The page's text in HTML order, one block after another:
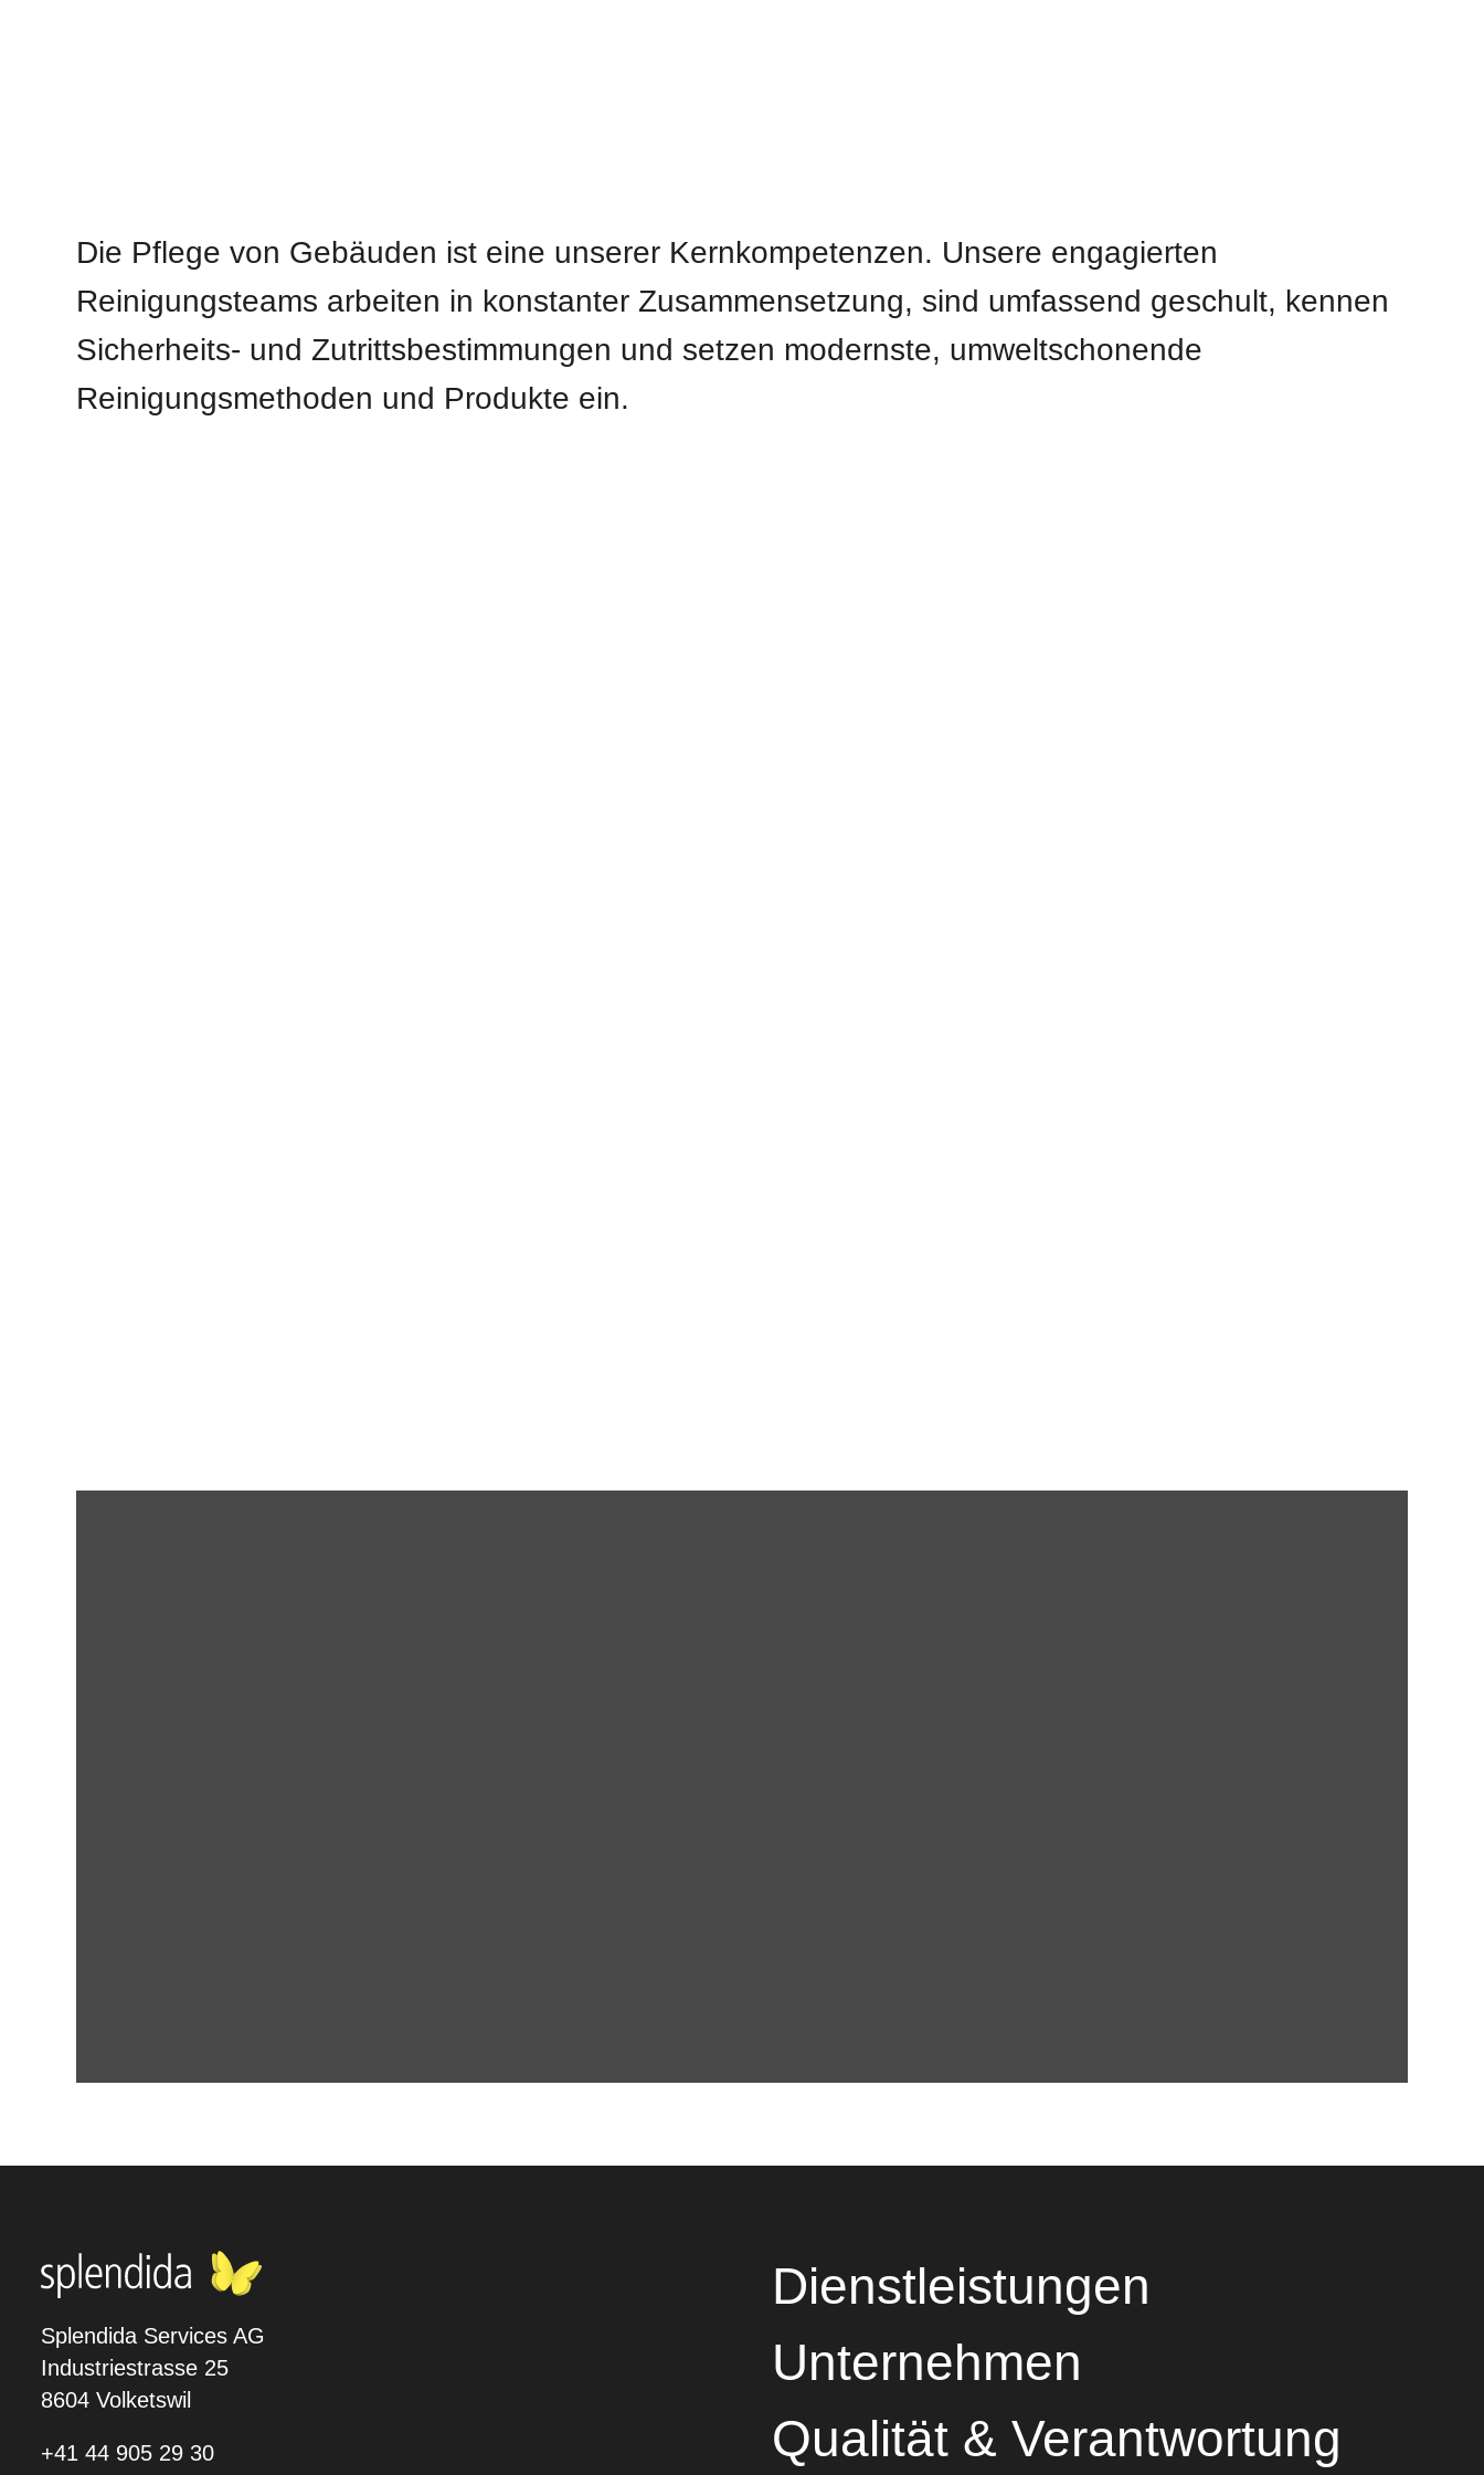
Die Pflege von Gebäuden ist eine unserer Kernkompetenzen. Unsere engagierten
Reinigungsteams arbeiten in konstanter Zusammensetzung, sind umfassend geschult, kennen
Sicherheits- und Zutrittsbestimmungen und setzen modernste, umweltschonende
Reinigungsmethoden und Produkte ein.
Splendida Services AG
Industriestrasse 25
8604 Volketswil
+41 44 905 29 30
Dienstleistungen
Unternehmen
Qualität & Verantwortung